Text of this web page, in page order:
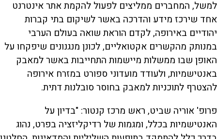
למשל, המחברים ממליצים לפעול להקמת אתר אינטרנט
אחד שירכז מידע והדרכה באשר לשיקום בתי קברות
יהודיים באירופה, לקדם הוראת שואה בעולם הערבי
במנותק מהקשרים אקטואליים, לכונן מנגנונים שיפקחו על
האופן שבו ממשלות מיישמות התחייבות באשר למאבק
באנטישמיות, ולעודד מועדוני ספורט במזרח אירופה
להצטרף לתוכניות למאבק בחוסר סובלנות דתית.
פרופ' אוריה שביט, ראש מרכז קנטור: "בדיון על
האנטישמיות בכלל, ומגמות של רדיקליזציה בפרט, נהוג